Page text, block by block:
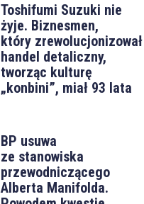
Toshifumi Suzuki nie
żyje. Biznesmen,
który zrewolucjonizował
handel detaliczny,
tworząc kulturę
„konbini”, miał 93 lata
BP usuwa
ze stanowiska
przewodniczącego
Alberta Manifolda.